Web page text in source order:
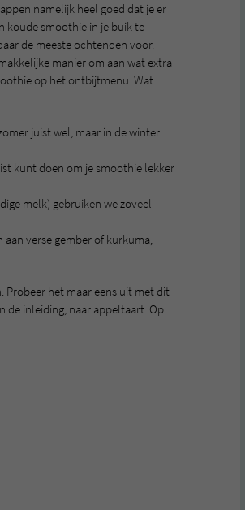
namelijk heel goed dat je er
koude smoothie in je buik te
de meeste ochtenden voor.
manier om aan wat extra
op het ontbijtmenu. Wat
juist wel, maar in de winter
kunt doen om je smoothie lekker
melk) gebruiken we zoveel
verse gember of kurkuma,
Probeer het maar eens uit met dit
de inleiding, naar appeltaart. Op